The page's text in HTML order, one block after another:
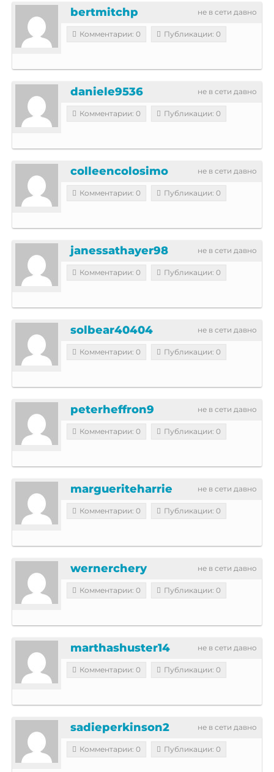
не в сети давно
bertmitchp
Комментарии: 0 Публикации: 0
не в сети давно
daniele9536
Комментарии: 0 Публикации: 0
не в сети давно
colleencolosimo
Комментарии: 0 Публикации: 0
не в сети давно
janessathayer98
Комментарии: 0 Публикации: 0
не в сети давно
solbear40404
Комментарии: 0 Публикации: 0
не в сети давно
peterheffron9
Комментарии: 0 Публикации: 0
не в сети давно
margueriteharrie
Комментарии: 0 Публикации: 0
не в сети давно
wernerchery
Комментарии: 0 Публикации: 0
не в сети давно
marthashuster14
Комментарии: 0 Публикации: 0
не в сети давно
sadieperkinson2
Комментарии: 0 Публикации: 0